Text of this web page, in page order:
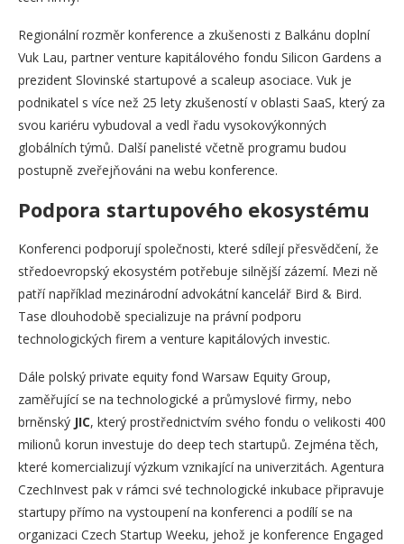
Regionální rozměr konference a zkušenosti z Balkánu doplní
Vuk Lau, partner venture kapitálového fondu Silicon Gardens a
prezident Slovinské startupové a scaleup asociace. Vuk je
podnikatel s více než 25 lety zkušeností v oblasti SaaS, který za
svou kariéru vybudoval a vedl řadu vysokovýkonných
globálních týmů. Další panelisté včetně programu budou
postupně zveřejňováni na webu konference.
Podpora startupového ekosystému
Konferenci podporují společnosti, které sdílejí přesvědčení, že
středoevropský ekosystém potřebuje silnější zázemí. Mezi ně
patří například mezinárodní advokátní kancelář Bird & Bird.
Tase dlouhodobě specializuje na právní podporu
technologických firem a venture kapitálových investic.
Dále polský private equity fond Warsaw Equity Group,
zaměřující se na technologické a průmyslové firmy, nebo
brněnský JIC, který prostřednictvím svého fondu o velikosti 400
milionů korun investuje do deep tech startupů. Zejména těch,
které komercializují výzkum vznikající na univerzitách. Agentura
CzechInvest pak v rámci své technologické inkubace připravuje
startupy přímo na vystoupení na konferenci a podílí se na
organizaci Czech Startup Weeku, jehož je konference Engaged